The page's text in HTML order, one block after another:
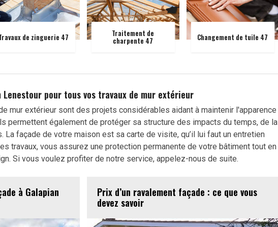
de zinguerie 47 Traitement de
charpente 47 Changement de tuile 47
pour tous vos travaux de mur extérieur
mur extérieur sont des projets considérables aidant à maintenir l'apparence
permettent également de protéger sa structure des impacts du temps, de la
façade de votre maison est sa carte de visite, qu’il lui faut un entretien
travaux, vous assurez une protection permanente de votre bâtiment tout en
Si vous voulez profiter de notre service, appelez-nous de suite.
à Galapian
Prix d’un ravalement façade : ce que vous
devez savoir